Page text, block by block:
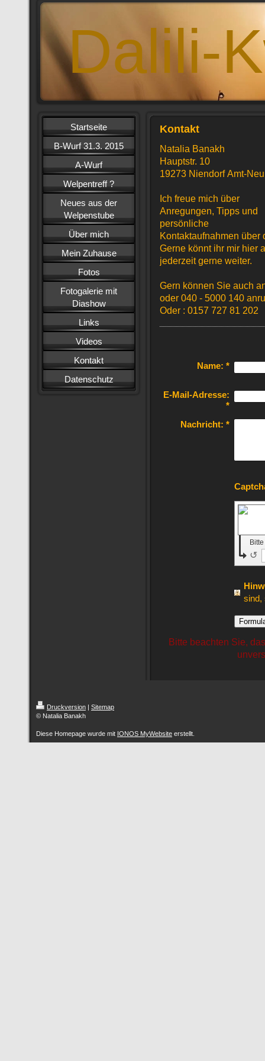
Dalili-
Startseite
B-Wurf 31.3. 2015
A-Wurf
Welpentreff ?
Neues aus der
Welpenstube
Über mich
Mein Zuhause
Fotos
Fotogalerie mit
Diashow
Links
Videos
Kontakt
Datenschutz
Kontakt
Natalia Banakh
Hauptstr. 10
19273 Niendorf Amt-
Ich freue mich über
Anregungen, Tipps und
persönliche
Kontaktaufnahmen über
Gerne könnt ihr mir hier
jederzeit gerne weiter.
Gern können Sie auch
oder 040 - 5000 140
Oder : 0157 727 81 202
Name: *
E-Mail-Adresse:
*
Nachricht: *
↺
sind,
Bitte beachten Sie,
Druckversion | Sitemap
© Natalia Banakh
Diese Homepage wurde mit IONOS MyWebsite erstellt.